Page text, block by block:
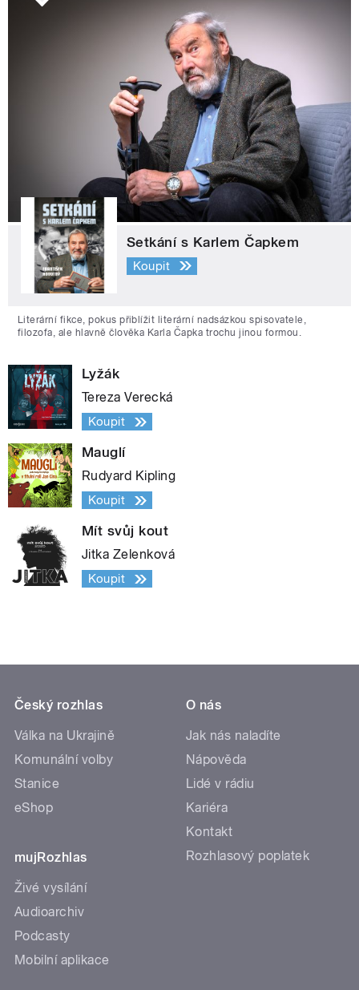
Setkání s Karlem Čapkem
Koupit
Literární fikce, pokus přiblížit literární nadsázkou spisovatele,
filozofa, ale hlavně člověka Karla Čapka trochu jinou formou.
Lyžák
Tereza Verecká
Koupit
Mauglí
Rudyard Kipling
Koupit
Mít svůj kout
Jitka Zelenková
Koupit
Český rozhlas
Válka na Ukrajině
Komunální volby
Stanice
eShop
mujRozhlas
Živé vysílání
Audioarchiv
Podcasty
Mobilní aplikace
O nás
Jak nás naladíte
Nápověda
Lidé v rádiu
Kariéra
Kontakt
Rozhlasový poplatek